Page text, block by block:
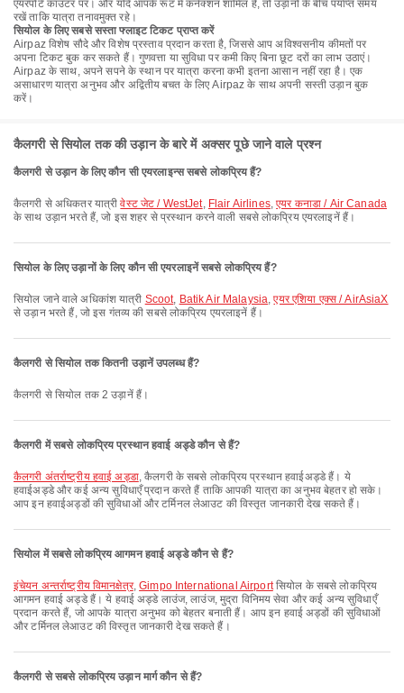
एयरपोर्ट काउंटर पर। और यदि आपके रूट में कनेक्शन शामिल है, तो उड़ानों के बीच पर्याप्त समय
रखें ताकि यात्रा तनावमुक्त रहे।
सियोल के लिए सबसे सस्ता फ्लाइट टिकट प्राप्त करें
Airpaz विशेष सौदे और विशेष प्रस्ताव प्रदान करता है, जिससे आप अविश्वसनीय कीमतों पर
अपना टिकट बुक कर सकते हैं। गुणवत्ता या सुविधा पर कमी किए बिना छूट दरों का लाभ उठाएं।
Airpaz के साथ, अपने सपने के स्थान पर यात्रा करना कभी इतना आसान नहीं रहा है। एक
असाधारण यात्रा अनुभव और अद्वितीय बचत के लिए Airpaz के साथ अपनी सस्ती उड़ान बुक
करें।
कैलगरी से सियोल तक की उड़ान के बारे में अक्सर पूछे जाने वाले प्रश्न
कैलगरी से उड़ान के लिए कौन सी एयरलाइन्स सबसे लोकप्रिय हैं?
कैलगरी से अधिकतर यात्रीवेस्ट जेट / WestJet, Flair Airlines,एयर कनाडा / Air Canada
के साथ उड़ान भरते हैं, जो इस शहर से प्रस्थान करने वाली सबसे लोकप्रिय एयरलाइनें हैं।
सियोल के लिए उड़ानों के लिए कौन सी एयरलाइनें सबसे लोकप्रिय हैं?
सियोल जाने वाले अधिकांश यात्री Scoot, Batik Air Malaysia,एयर एशिया एक्स / AirAsiaX
से उड़ान भरते हैं, जो इस गंतव्य की सबसे लोकप्रिय एयरलाइनें हैं।
कैलगरी से सियोल तक कितनी उड़ानें उपलब्ध हैं?
कैलगरी से सियोल तक 2 उड़ानें हैं।
कैलगरी में सबसे लोकप्रिय प्रस्थान हवाई अड्डे कौन से हैं?
कैलगरी अंतर्राष्ट्रीय हवाई अड्डा, कैलगरी के सबसे लोकप्रिय प्रस्थान हवाईअड्डे हैं। ये
हवाईअड्डे और कई अन्य सुविधाएँ प्रदान करते हैं ताकि आपकी यात्रा का अनुभव बेहतर हो सके।
आप इन हवाईअड्डों की सुविधाओं और टर्मिनल लेआउट की विस्तृत जानकारी देख सकते हैं।
सियोल में सबसे लोकप्रिय आगमन हवाई अड्डे कौन से हैं?
इंचेयन अन्तर्राष्ट्रीय विमानक्षेत्र,Gimpo International Airportसियोल के सबसे लोकप्रिय
आगमन हवाई अड्डे हैं। ये हवाई अड्डे लाउंज, लाउंज, मुद्रा विनिमय सेवा और कई अन्य सुविधाएँ
प्रदान करते हैं, जो आपके यात्रा अनुभव को बेहतर बनाती हैं। आप इन हवाई अड्डों की सुविधाओं
और टर्मिनल लेआउट की विस्तृत जानकारी देख सकते हैं।
कैलगरी से सबसे लोकप्रिय उड़ान मार्ग कौन से हैं?